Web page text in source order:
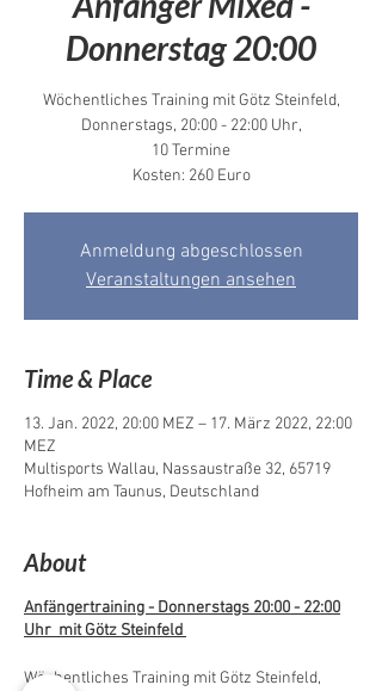
Donnerstag 20:00
Wöchentliches Training mit Götz Steinfeld,
Donnerstags, 20:00 - 22:00 Uhr,
10 Termine
Kosten: 260 Euro
Anmeldung abgeschlossen
Veranstaltungen ansehen
Time & Place
13. Jan. 2022, 20:00 MEZ – 17. März 2022, 22:00
MEZ
Multisports Wallau, Nassaustraße 32, 65719
Hofheim am Taunus, Deutschland
About
Anfängertraining - Donnerstags 20:00 - 22:00
Uhr mit Götz Steinfeld
Wöchentliches Training mit Götz Steinfeld,